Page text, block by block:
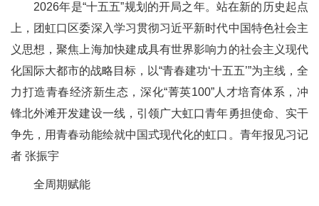
2026年是“十五五”规划的开局之年。站在新的历史起点
上，团虹口区委深入学习贯彻习近平新时代中国特色社会主
义思想，聚焦上海加快建成具有世界影响力的社会主义现代
化国际大都市的战略目标，以“青春建功‘十五五’”为主线，全
力打造青春经济新生态，深化“菁英100”人才培育体系，冲
锋北外滩开发建设一线，引领广大虹口青年勇担使命、实干
争先，用青春动能绘就中国式现代化的虹口。青年报见习记
者 张振宇
全周期赋能